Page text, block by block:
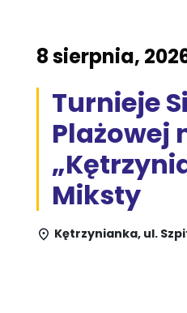
8 sierpnia,
Turnieje
Plażowej
Miksty
Kętrzynianka, ul.